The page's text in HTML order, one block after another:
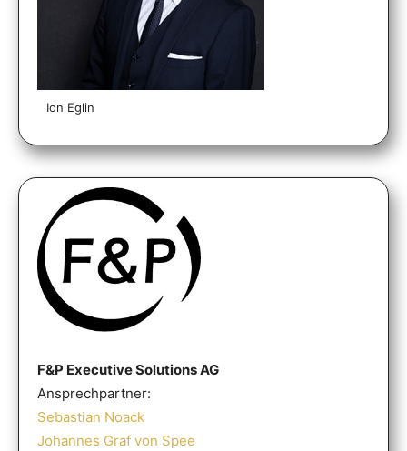
Ion Eglin
F&P Executive Solutions AG
Ansprechpartner:
Sebastian Noack
Johannes Graf von Spee